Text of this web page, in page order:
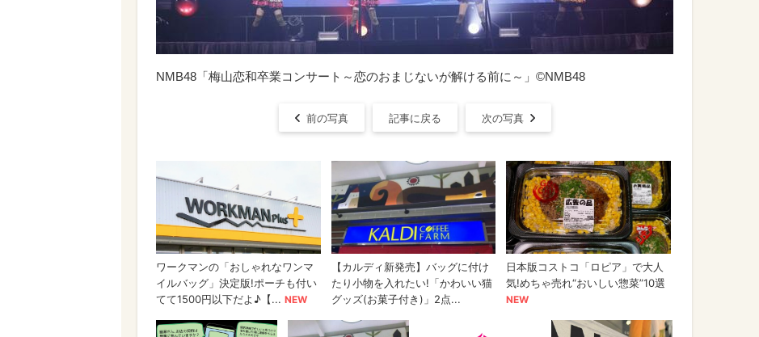
NMB48「梅山恋和卒業コンサート～恋のおまじないが解ける前に～」©NMB48
前の写真 記事に戻る 次の写真